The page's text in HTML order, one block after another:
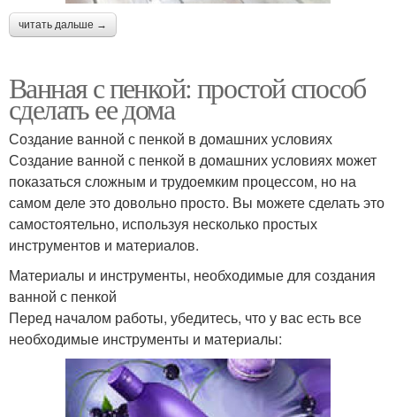
читать дальше →
Ванная с пенкой: простой способ
сделать ее дома
Создание ванной с пенкой в домашних условиях
Создание ванной с пенкой в домашних условиях может
показаться сложным и трудоемким процессом, но на
самом деле это довольно просто. Вы можете сделать это
самостоятельно, используя несколько простых
инструментов и материалов.
Материалы и инструменты, необходимые для создания
ванной с пенкой
Перед началом работы, убедитесь, что у вас есть все
необходимые инструменты и материалы: